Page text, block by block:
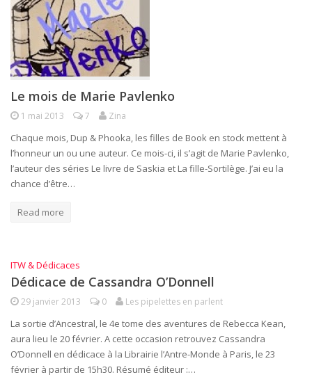
Le mois de Marie Pavlenko
1 mai 2013 7 Zina
Chaque mois, Dup & Phooka, les filles de Book en stock mettent à
l’honneur un ou une auteur. Ce mois-ci, il s’agit de Marie Pavlenko,
l’auteur des séries Le livre de Saskia et La fille-Sortilège. J’ai eu la
chance d’être…
Read more
ITW & Dédicaces
Dédicace de Cassandra O’Donnell
29 janvier 2013 0 Les pipelettes en parlent
La sortie d’Ancestral, le 4e tome des aventures de Rebecca Kean,
aura lieu le 20 février. A cette occasion retrouvez Cassandra
O’Donnell en dédicace à la Librairie l’Antre-Monde à Paris, le 23
février à partir de 15h30. Résumé éditeur :…